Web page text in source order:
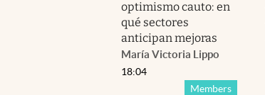
optimismo cauto: en
qué sectores
anticipan mejoras
María Victoria Lippo
Members
18:04